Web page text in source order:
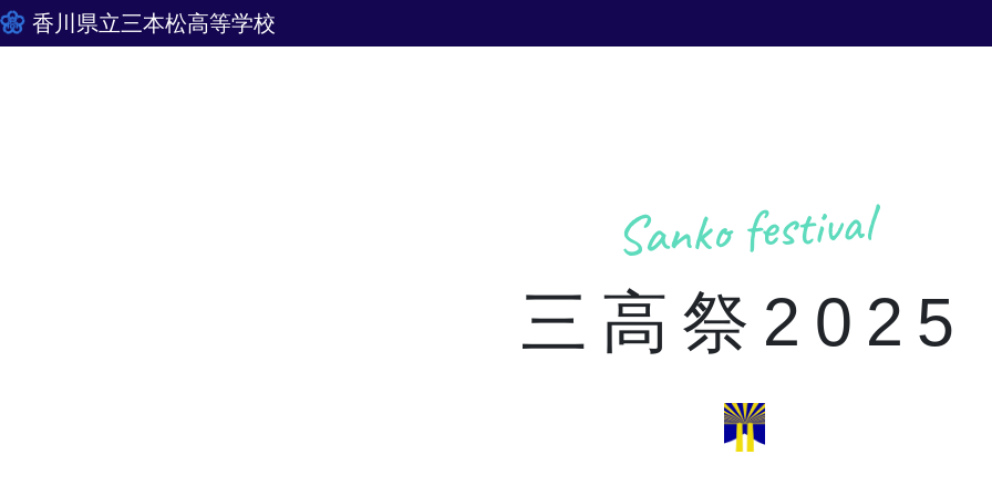
香川県立三本松高等学校
Sanko festival
三高祭2025